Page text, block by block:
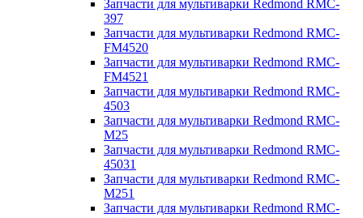
Запчасти для мультиварки Redmond RMC-
397
Запчасти для мультиварки Redmond RMC-
FM4520
Запчасти для мультиварки Redmond RMC-
FM4521
Запчасти для мультиварки Redmond RMC-
4503
Запчасти для мультиварки Redmond RMC-
M25
Запчасти для мультиварки Redmond RMC-
45031
Запчасти для мультиварки Redmond RMC-
M251
Запчасти для мультиварки Redmond RMC-